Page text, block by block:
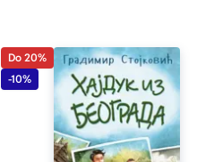
Do 20%
-10%